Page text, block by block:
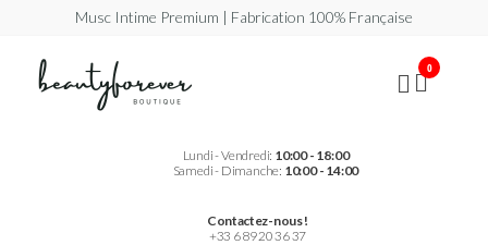
Musc Intime Premium | Fabrication 100% Française
Beautyforever
Lundi - Vendredi: 10:00 - 18:00
Samedi - Dimanche: 10:00 - 14:00
Contactez-nous !
+33 6 89 20 36 37
0